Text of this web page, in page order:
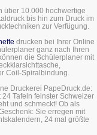
über 10.000 hochwertige
bis hin zum Druck im
zur Verfügung.
drucken bei Ihrer Online
ganz nach Ihren
die Schülerplaner mit
Coil-Spiralbindung.
Druckerei PapeDruck.de:
Tafeln feinster Schweizer
und schmeckt! Ob als
Sie erregen mit
24 mal größte